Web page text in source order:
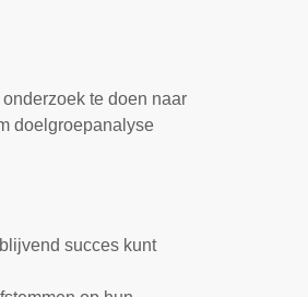
te doen naar
doelgroepanalyse
succes kunt